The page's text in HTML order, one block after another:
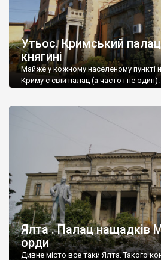
Утьос. Кримський палац
княгині
Майже у кожному населеному пункті
Криму є свій палац (а часто і не один).
Ялта . Палац нащадків
орди
Дивне місто все таки Ялта. Такого